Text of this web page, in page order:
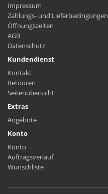
Impressum
Zahlungs- und Lieferbedingungen
Öffnungszeiten
AGB
Datenschutz
Kundendienst
Kontakt
Retouren
Seitenübersicht
Extras
Angebote
Konto
Konto
Auftragsverlauf
Wunschliste